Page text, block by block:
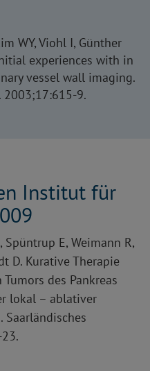
WY, Viohl I, Günther
experiences with in
vessel wall imaging.
2003;17:615-9.
Institut für
Spüntrup E, Weimann R,
D. Kurative Therapie
des Pankreas
lokal – ablativer